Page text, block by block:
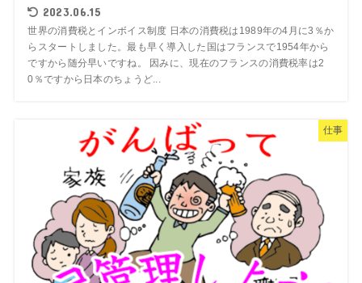
2023.06.15
世界の消費税とインボイス制度 日本の消費税は1989年の4月に3％か
らスタートしました。最も早く導入した国はフランスで1954年から
ですから随分早いですね。 因みに、現在のフランスの消費税率は2
0％ですから日本のちょうど...
仕事